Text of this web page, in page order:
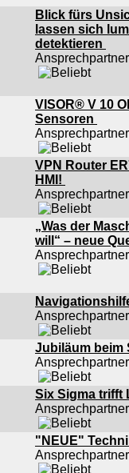
Blick fürs
lassen sich
detektieren
VISOR® V 10
Sensoren
VPN Router
HMI!
„Was der
will“ – neue
Jubiläum beim
Six Sigma trifft
"NEUE"